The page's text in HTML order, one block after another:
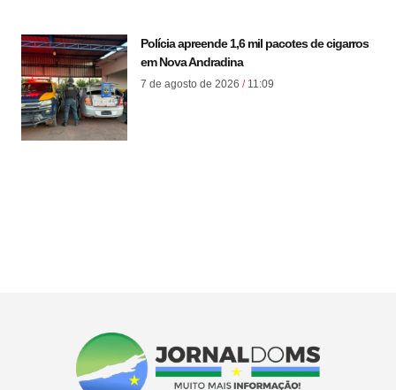
Polícia apreende 1,6 mil pacotes de cigarros
em Nova Andradina
7 de agosto de 2026 11:09